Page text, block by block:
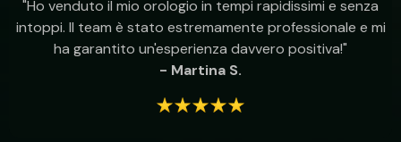
"Ho venduto il mio orologio in tempi rapidissimi e senza
intoppi. Il team è stato estremamente professionale e mi
ha garantito un'esperienza davvero positiva!"
- Martina S.